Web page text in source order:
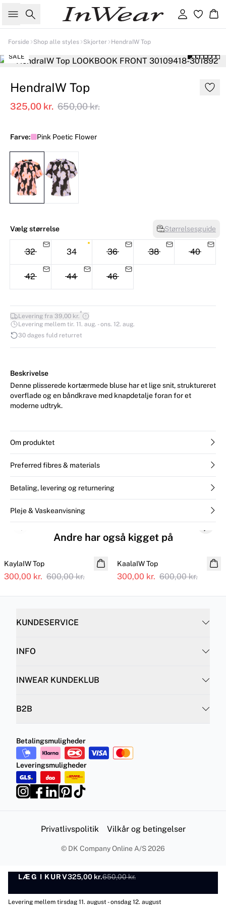
Søg Log ind
Forside Shop alle styles Skjorter HendraIW Top
SALE
HendraIW Top
325,00 kr. 650,00 kr.
Farve: Pink Poetic Flower
Vælg størrelse Størrelsesguide
32 34 36 38 40
42 44 46
Levering fra 39,00 kr.*
Levering mellem tir. 11. aug. - ons. 12. aug.
30 dages fuld returret
LÆG I KURV325,00 kr.650,00 kr.
LÆG I KURV
Levering mellem tirsdag 11. august - onsdag 12. august
Beskrivelse
Denne plisserede kortærmede bluse har et lige snit, struktureret
overflade og en båndkrave med knapdetalje foran for et
moderne udtryk.
Om produktet
Preferred fibres & materials
Betaling, levering og returnering
Pleje & Vaskeanvisning
Andre har også kigget på
KaylaIW Top
300,00 kr. 600,00 kr.
SALE
KaalaIW Top
300,00 kr. 600,00 kr.
Previous slide Next
KUNDESERVICE
INFO
INWEAR KUNDEKLUB
B2B
Betalingsmuligheder
Leveringsmuligheder
Privatlivspolitik Vilkår og betingelser
© DK Company Online A/S2026